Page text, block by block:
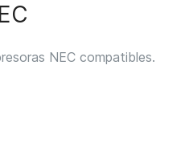
NEC compatibles.